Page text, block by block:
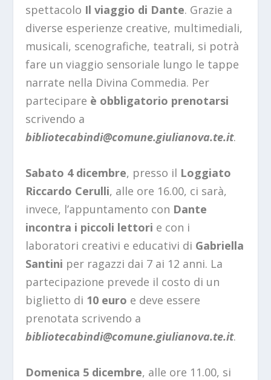
spettacolo Il viaggio di Dante. Grazie a
diverse esperienze creative, multimediali,
musicali, scenografiche, teatrali, si potrà
fare un viaggio sensoriale lungo le tappe
narrate nella Divina Commedia. Per
partecipare è obbligatorio prenotarsi
scrivendo a
bibliotecabindi@comune.giulianova.te.it.
Sabato 4 dicembre, presso il Loggiato
Riccardo Cerulli, alle ore 16.00, ci sarà,
invece, l’appuntamento con Dante
incontra i piccoli lettori e con i
laboratori creativi e educativi di Gabriella
Santini per ragazzi dai 7 ai 12 anni. La
partecipazione prevede il costo di un
biglietto di 10 euro e deve essere
prenotata scrivendo a
bibliotecabindi@comune.giulianova.te.it.
Domenica 5 dicembre, alle ore 11.00, si